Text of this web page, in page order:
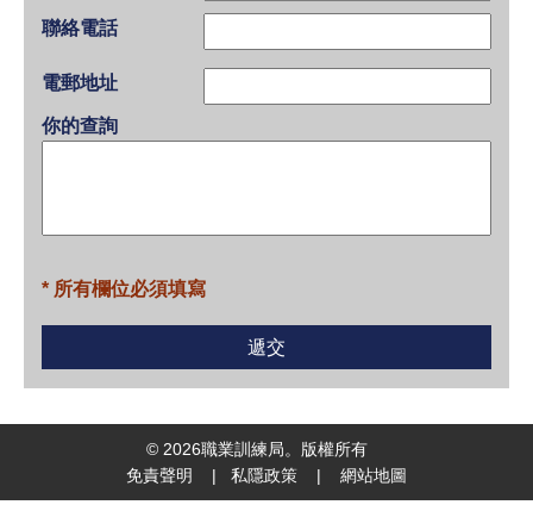
聯絡電話
電郵地址
你的查詢
* 所有欄位必須填寫
© 2026職業訓練局。版權所有
免責聲明
| 私隱政策 | 網站地圖